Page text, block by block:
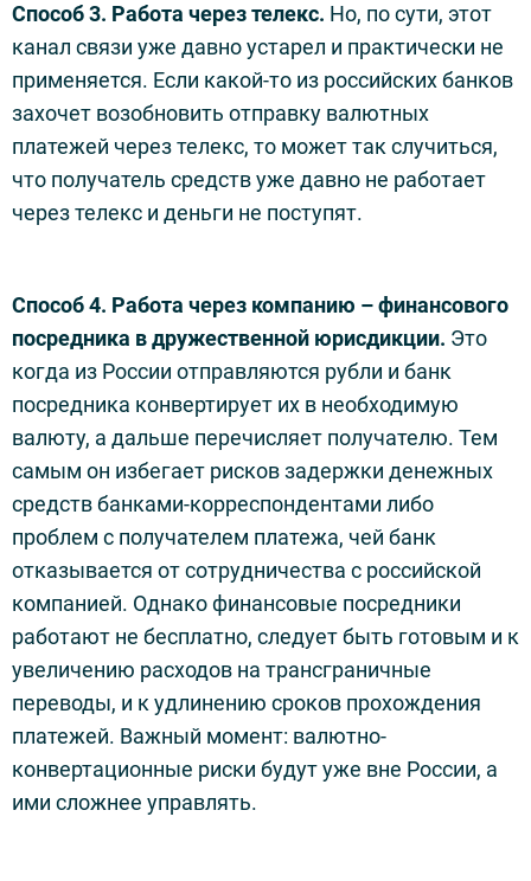
Способ 3. Работа через телекс. Но, по сути, этот
канал связи уже давно устарел и практически не
применяется. Если какой-то из российских банков
захочет возобновить отправку валютных
платежей через телекс, то может так случиться,
что получатель средств уже давно не работает
через телекс и деньги не поступят.
Способ 4. Работа через компанию – финансового
посредника в дружественной юрисдикции. Это
когда из России отправляются рубли и банк
посредника конвертирует их в необходимую
валюту, а дальше перечисляет получателю. Тем
самым он избегает рисков задержки денежных
средств банками-корреспондентами либо
проблем с получателем платежа, чей банк
отказывается от сотрудничества с российской
компанией. Однако финансовые посредники
работают не бесплатно, следует быть готовым и к
увеличению расходов на трансграничные
переводы, и к удлинению сроков прохождения
платежей. Важный момент: валютно-
конвертационные риски будут уже вне России, а
ими сложнее управлять.